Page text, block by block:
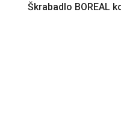
Škrabadlo BOREAL